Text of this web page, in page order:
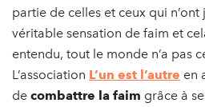
partie de celles et ceux qui n’ont
véritable sensation de faim et
entendu, tout le monde n’a pas
L’association L’un est l’autre en
de combattre la faim grâce à